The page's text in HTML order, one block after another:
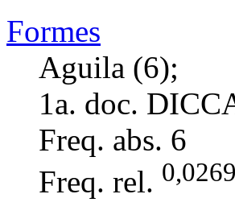
Formes
Aguila (6);
1a. doc.
Freq. abs. 6
Freq. rel. 0,0269